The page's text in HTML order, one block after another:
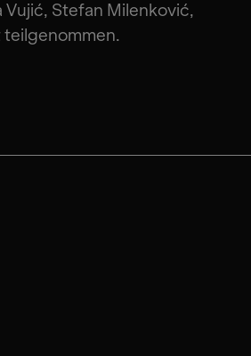
Vujić, Stefan Milenković,
teilgenommen.